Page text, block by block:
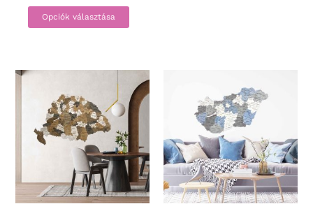
Opciók választása
Ennek
a
több
variációja
van.
változatok
a
termékoldalon
választhatók
ki